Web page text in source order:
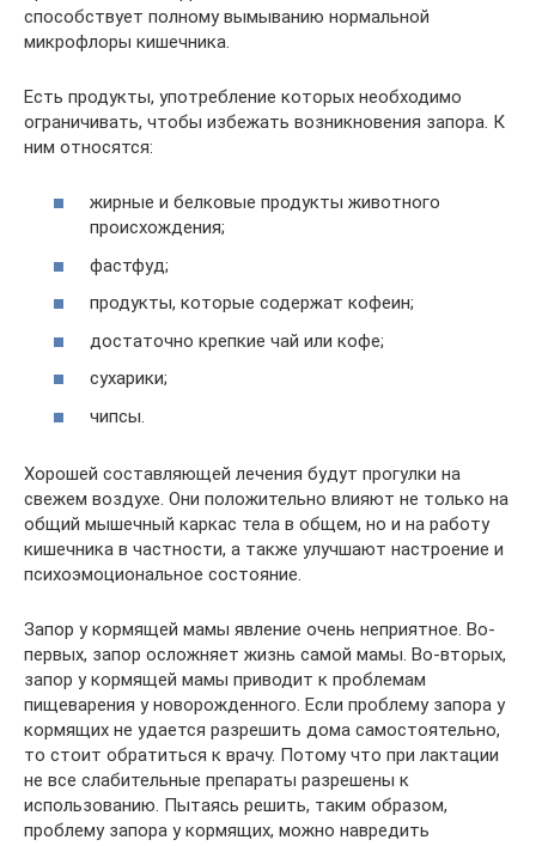
способствует полному вымыванию нормальной
микрофлоры кишечника.
Есть продукты, употребление которых необходимо
ограничивать, чтобы избежать возникновения запора. К
ним относятся:
жирные и белковые продукты животного
происхождения;
фастфуд;
продукты, которые содержат кофеин;
достаточно крепкие чай или кофе;
сухарики;
чипсы.
Хорошей составляющей лечения будут прогулки на
свежем воздухе. Они положительно влияют не только на
общий мышечный каркас тела в общем, но и на работу
кишечника в частности, а также улучшают настроение и
психоэмоциональное состояние.
Запор у кормящей мамы явление очень неприятное. Во-
первых, запор осложняет жизнь самой мамы. Во-вторых,
запор у кормящей мамы приводит к проблемам
пищеварения у новорожденного. Если проблему запора у
кормящих не удается разрешить дома самостоятельно,
то стоит обратиться к врачу. Потому что при лактации
не все слабительные препараты разрешены к
использованию. Пытаясь решить, таким образом,
проблему запора у кормящих, можно навредить